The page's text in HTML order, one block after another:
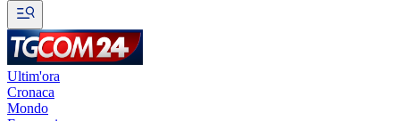
Ultim'ora
Cronaca
Mondo